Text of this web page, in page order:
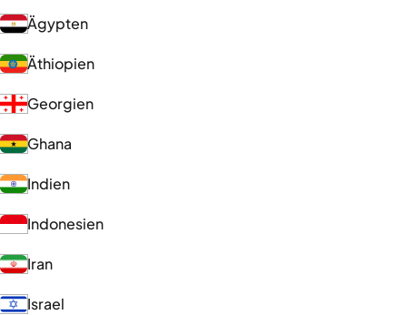
Ägypten
Äthiopien
Georgien
Ghana
Indien
Indonesien
Iran
Israel